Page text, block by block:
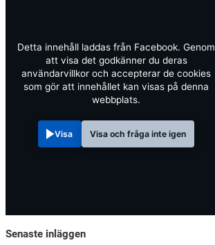
Detta innehåll laddas från Facebook. Genom
att visa det godkänner du deras
användarvillkor och accepterar de cookies
som gör att innehållet kan visas på denna
webbplats.
Visa Visa och fråga inte igen
Senaste inläggen